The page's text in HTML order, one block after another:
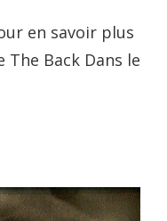
en savoir plus
The Back Dans le